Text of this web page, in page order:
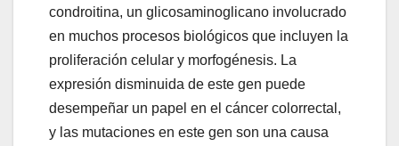
condroitina, un glicosaminoglicano involucrado
en muchos procesos biológicos que incluyen la
proliferación celular y morfogénesis. La
expresión disminuida de este gen puede
desempeñar un papel en el cáncer colorrectal,
y las mutaciones en este gen son una causa